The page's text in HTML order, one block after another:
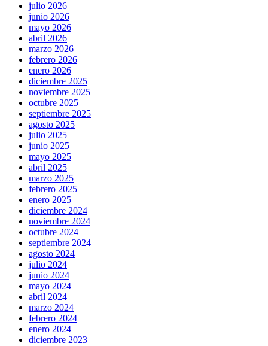
julio 2026
junio 2026
mayo 2026
abril 2026
marzo 2026
febrero 2026
enero 2026
diciembre 2025
noviembre 2025
octubre 2025
septiembre 2025
agosto 2025
julio 2025
junio 2025
mayo 2025
abril 2025
marzo 2025
febrero 2025
enero 2025
diciembre 2024
noviembre 2024
octubre 2024
septiembre 2024
agosto 2024
julio 2024
junio 2024
mayo 2024
abril 2024
marzo 2024
febrero 2024
enero 2024
diciembre 2023